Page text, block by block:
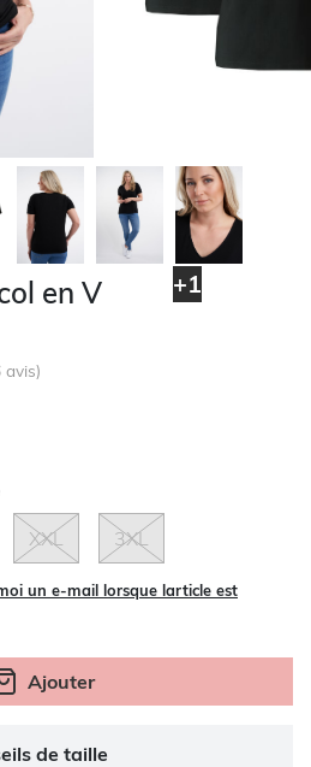
+1
en V
avis)
XXL 3XL
un e-mail lorsque larticle est
Ajouter
de taille